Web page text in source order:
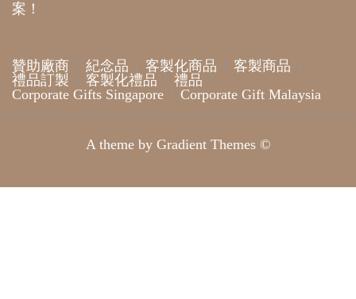
案！
贊助廠商 紀念品 客製化商品
客製商品
禮品訂製
客製化禮品
禮品
Corporate Gifts Singapore
Corporate Gift Malaysia
A theme by Gradient Themes ©